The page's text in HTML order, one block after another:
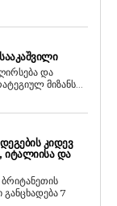
და
მიზანს...
ᲙᲘᲓᲔᲕ
ᲘᲢᲐᲚᲘᲘᲡᲐ ᲓᲐ
7